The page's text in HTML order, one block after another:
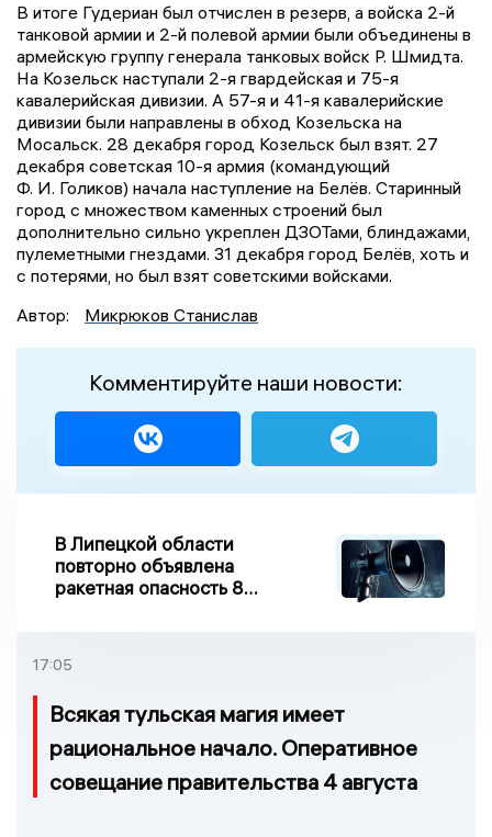
В итоге Гудериан был отчислен в резерв, а войска 2-й
танковой армии и 2-й полевой армии были объединены в
армейскую группу генерала танковых войск Р. Шмидта.
На Козельск наступали 2-я гвардейская и 75-я
кавалерийская дивизии. А 57-я и 41-я кавалерийские
дивизии были направлены в обход Козельска на
Мосальск. 28 декабря город Козельск был взят. 27
декабря советская 10-я армия (командующий
Ф. И. Голиков) начала наступление на Белёв. Старинный
город с множеством каменных строений был
дополнительно сильно укреплен ДЗОТами, блиндажами,
пулеметными гнездами. 31 декабря город Белёв, хоть и
с потерями, но был взят советскими войсками.
Автор:
Микрюков Станислав
Комментируйте наши новости:
В Липецкой области
повторно объявлена
ракетная опасность 8
17:05
Всякая тульская магия имеет
рациональное начало. Оперативное
совещание правительства 4 августа